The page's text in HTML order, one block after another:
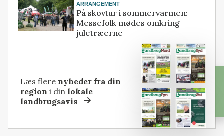
ARRANGEMENT
På skovtur i sommervarmen:
Messefolk mødes omkring
juletræerne
Læs flere nyheder fra din
region i dinlokale
landbrugsavis